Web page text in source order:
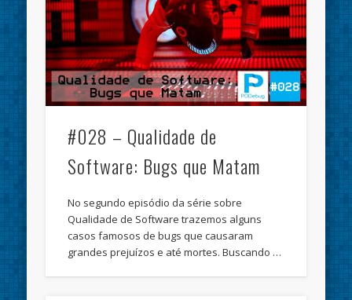
#028 – Qualidade de
Software: Bugs que Matam
No segundo episódio da série sobre
Qualidade de Software trazemos alguns
casos famosos de bugs que causaram
grandes prejuízos e até mortes. Buscando …